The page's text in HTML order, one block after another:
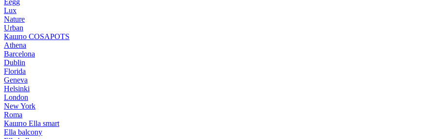
Lux
Nature
Urban
Кашпо COSAPOTS
Athena
Barcelona
Dublin
Florida
Geneva
Helsinki
London
New York
Roma
Кашпо Ella smart
Ella balcony